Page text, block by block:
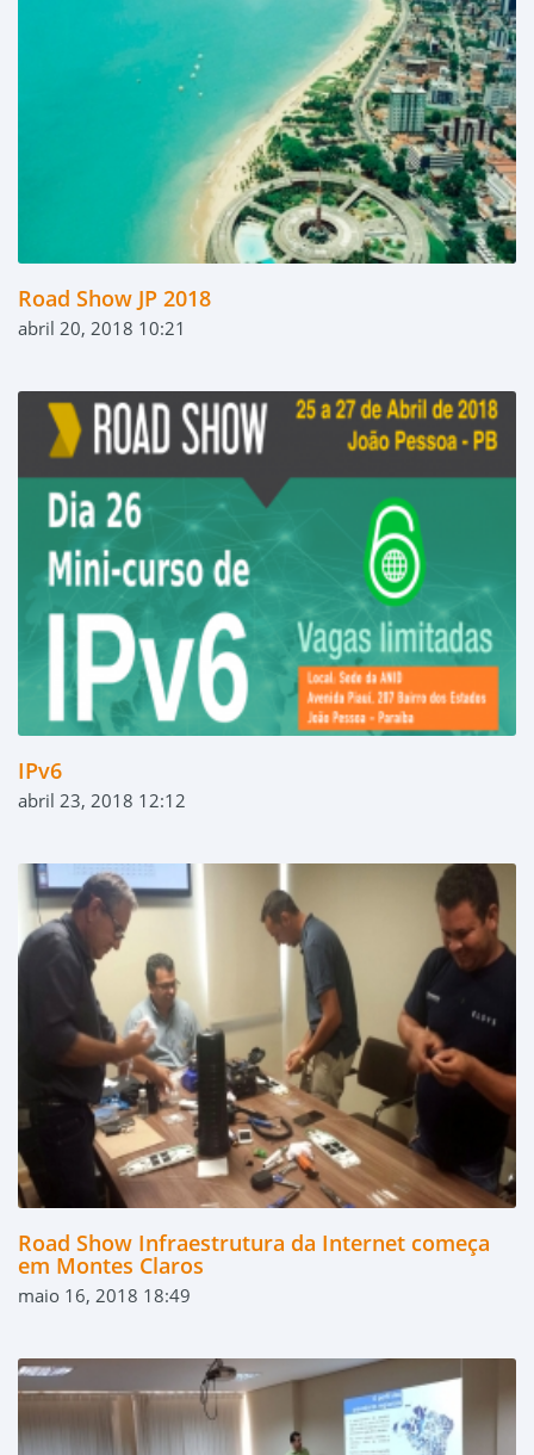
Road Show JP 2018
abril 20, 2018 10:21
IPv6
abril 23, 2018 12:12
Road Show Infraestrutura da Internet começa
em Montes Claros
maio 16, 2018 18:49